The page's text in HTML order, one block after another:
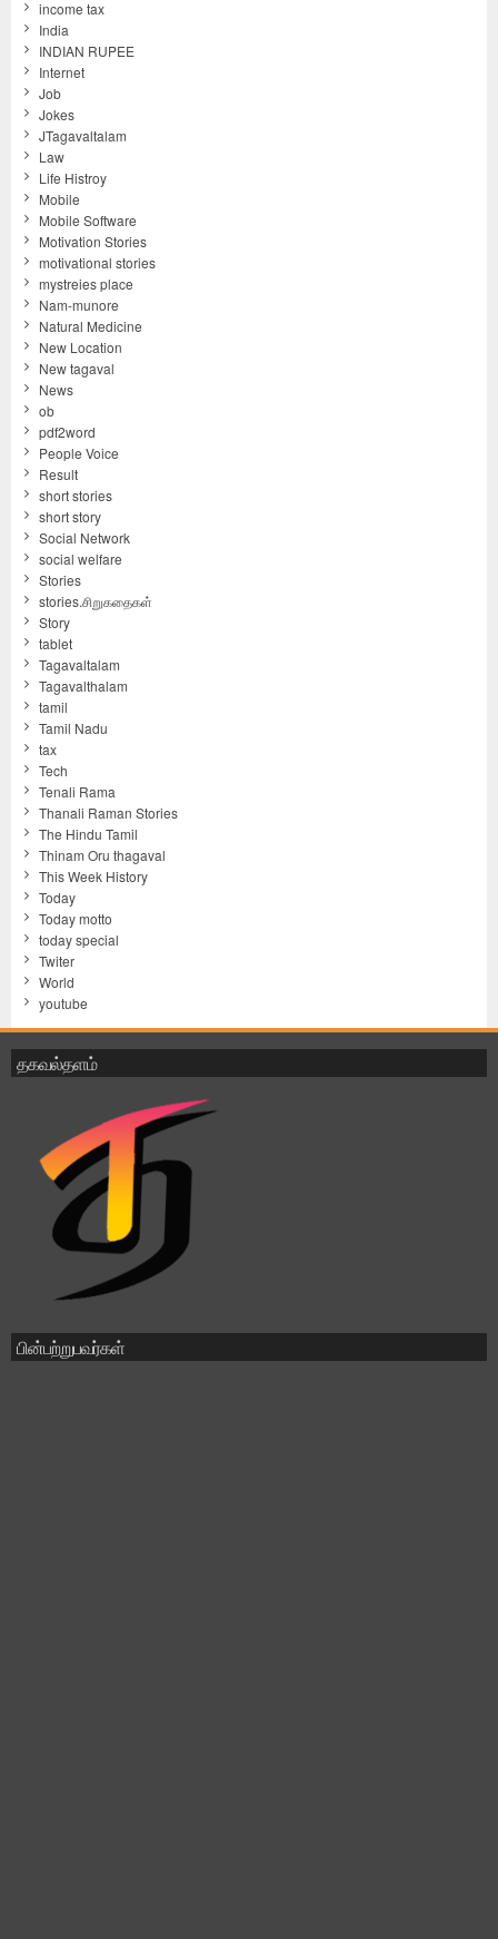
income tax
India
INDIAN RUPEE
Internet
Job
Jokes
JTagavaltalam
Law
Life Histroy
Mobile
Mobile Software
Motivation Stories
motivational stories
mystreies place
Nam-munore
Natural Medicine
New Location
New tagaval
News
ob
pdf2word
People Voice
Result
short stories
short story
Social Network
social welfare
Stories
stories.சிறுகதைகள்
Story
tablet
Tagavaltalam
Tagavalthalam
tamil
Tamil Nadu
tax
Tech
Tenali Rama
Thanali Raman Stories
The Hindu Tamil
Thinam Oru thagaval
This Week History
Today
Today motto
today special
Twiter
World
youtube
தகவல்தளம்
பின்பற்றுபவர்கள்